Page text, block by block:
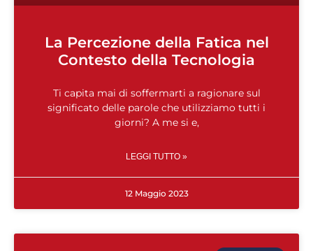
La Percezione della Fatica nel
Contesto della Tecnologia
Ti capita mai di soffermarti a ragionare sul
significato delle parole che utilizziamo tutti i
giorni? A me si e,
LEGGI TUTTO »
12 Maggio 2023